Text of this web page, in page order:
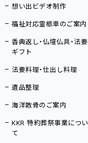
想い出ビデオ制作
福祉対応霊柩車のご案内
香典返し・仏壇仏具・法要
ギフト
法要料理・仕出し料理
遺品整理
海洋散骨のご案内
KKR 特約葬祭事業につい
て